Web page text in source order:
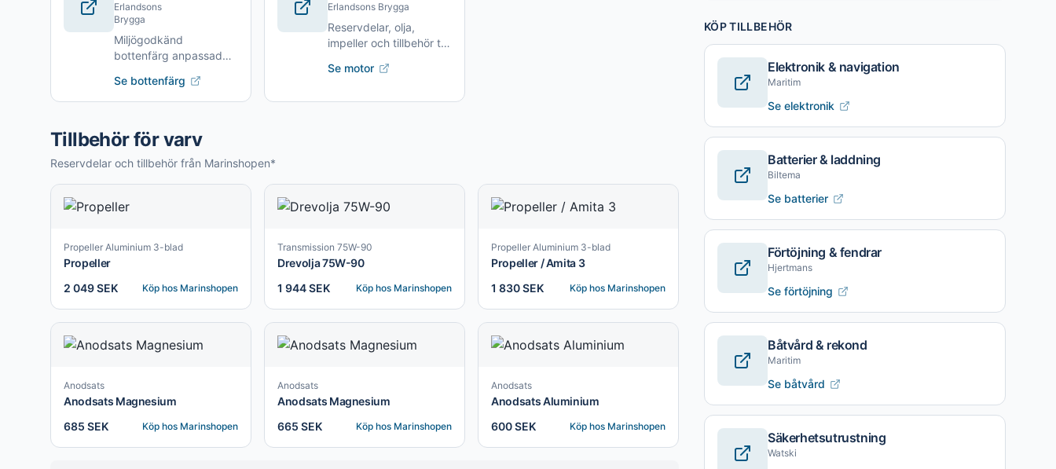
för
Östersjön
Erlandsons
Brygga
Miljögodkänd
bottenfärg anpassad
förhållanden.
Se bottenfärg
Erlandsons Brygga
Reservdelar, olja,
impeller och tillbehör till
Se motor
Tillbehör för varv
Reservdelar och tillbehör från Marinshopen*
Propeller Aluminium 3-blad
Propeller
2 049 SEK
Köp hos Marinshopen
Transmission 75W-90
Drevolja 75W-90
1 944 SEK
Köp hos Marinshopen
Propeller Aluminium 3-blad
Propeller / Amita 3
1 830 SEK
Köp hos Marinshopen
Anodsats
Anodsats Magnesium
685 SEK
Köp hos Marinshopen
Anodsats
Anodsats Magnesium
665 SEK
Köp hos Marinshopen
Anodsats
Anodsats Aluminium
600 SEK
Köp hos Marinshopen
KÖP TILLBEHÖR
Elektronik & navigation
Maritim
Se elektronik
Batterier & laddning
Biltema
Se batterier
Förtöjning & fendrar
Hjertmans
Se förtöjning
Båtvård & rekond
Maritim
Se båtvård
Säkerhetsutrustning
Watski